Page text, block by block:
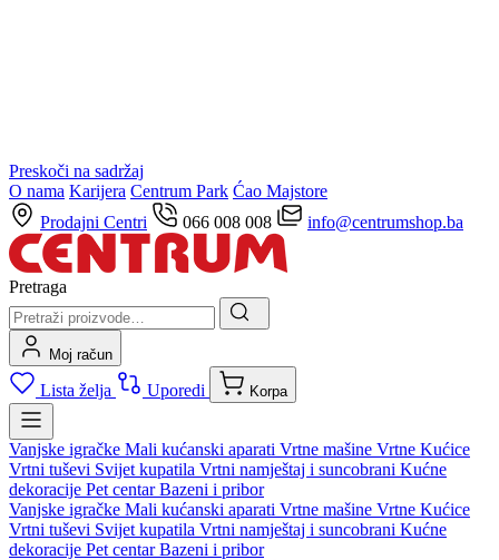
Preskoči na sadržaj
O nama Karijera Centrum Park Ćao Majstore
Prodajni Centri
066 008 008 info@centrumshop.ba
Pretraga
Moj račun
Lista želja Uporedi Korpa
Vanjske igračke Mali kućanski aparati Vrtne mašine Vrtne Kućice
Vrtni tuševi Svijet kupatila Vrtni namještaj i suncobrani Kućne
dekoracije Pet centarBazeni i pribor
Vanjske igračke Mali kućanski aparati Vrtne mašine Vrtne Kućice
Vrtni tuševi Svijet kupatila Vrtni namještaj i suncobrani Kućne
dekoracije Pet centarBazeni i pribor